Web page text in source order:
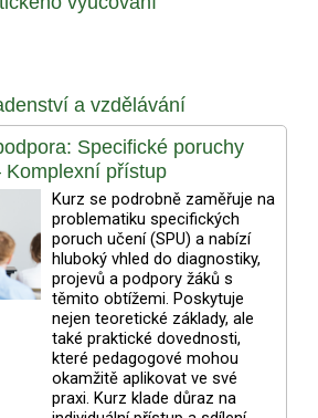
a vzdělávání
Specifické poruchy
Komplexní přístup
Kurz se podrobně zaměřuje na
problematiku specifických
poruch učení (SPU) a nabízí
hluboký vhled do diagnostiky,
projevů a podpory žáků s
těmito obtížemi. Poskytuje
nejen teoretické základy, ale
také praktické dovednosti,
které pedagogové mohou
okamžitě aplikovat ve své
praxi. Kurz klade důraz na